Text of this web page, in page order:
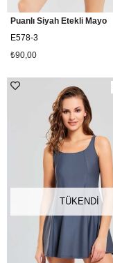
Puanlı Siyah Etekli Mayo
E578-3
₺90,00
TÜKENDI